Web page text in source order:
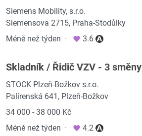
Siemens Mobility, s.r.o.
Siemensova 2715, Praha-Stodůlky
Méně než týden · 3.6
Skladník / Řidič VZV - 3 směny
STOCK Plzeň-Božkov s.r.o.
Palírenská 641, Plzeň-Božkov
34 000 - 38 000 Kč
Méně než týden · 4.2